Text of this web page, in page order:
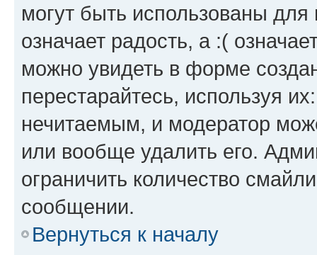
могут быть использованы
означает радость, а :(
можно увидеть в форме
перестарайтесь, используя
нечитаемым, и модератор
или вообще удалить его.
ограничить количество
сообщении.
Вернуться к началу